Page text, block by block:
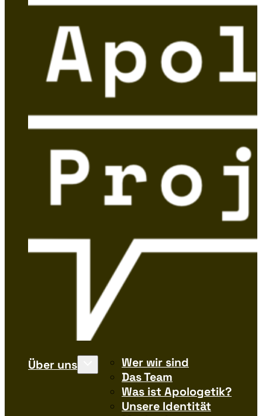
Über uns
Wer wir sind
Das Team
Was ist Apologetik?
Unsere Identität